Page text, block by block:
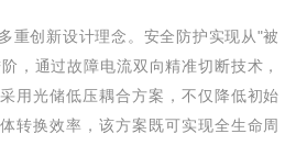
重创新设计理念。安全防护实现从"被
，通过故障电流双向精准切断技术，
用光储低压耦合方案，不仅降低初始
转换效率，该方案既可实现全生命周